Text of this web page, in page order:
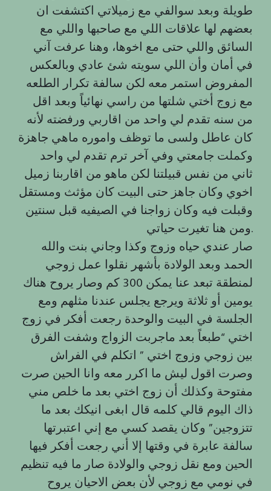
طويلة وبعد سوالفي مع زميلاتي اكتشفت ان
بعضهم لها علاقات اللي مع صاحبها واللي مع
السائق واللي حتى مع اخوها، وهنا عرفت آني
في أمان وأن اللي سويته شئ عادي وبالعكس
المفروض استمر معه لكن سالفة تكرار الطلعه
مع زوج أختي شلتها من راسي نهائياً وبعد اقل
من سنه تقدم لي واحد من اقاربي ورفضته لأنه
كان عاطل ولسى ما توظف واموره ماهي جاهزة
وكملت جامعتي وفي آخر ترم تقدم لي واحد
ثاني من نفس قبيلتنا لكن ماهو من اقاربنا زميل
اخوي وكان جاهز حتى البيت كان مؤثث ومستقل
وقبلت فيه وكان زواجنا في الصيفيه قبل سنتين
ومن هنا تغيرت حياتي.
صار عندي حياه وزوج وكذا وجاني بنت والله
الحمد وبعد الولادة بأشهر نقلوا عمل زوجي
لمنطقة تبعد عنا يمكن 300 كم وصار يروح هناك
يومين أو ثلاثة ويرجع يجلس عندنا مثلهم ومع
الجلسة في البيت والوحدة رجعت أفكر في زوج
اختي “طبعاً بعد ماجربت الزواج وشفت الفرق
بين زوجي وزوج اختي ” اتكلم في الفراش
وصرت اقول ليش ما اكرر معه وانا الحين صرت
مفتوحة وكذلك أن زوج اختي بعد ما خلص مني
ذاك اليوم قالي كلمه قال ابغى انيكك بعد ما
تتزوجين” وكان يقصد كسي مع إني اعتبرتها
سالفة عابرة في وقتها إلا أني رجعت أفكر فيها
الحين ومع نقل زوجي والولادة صار ما فيه تنظيم
في نومي مع زوجي لأن بعض الاحيان يروح